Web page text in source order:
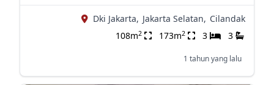
Dki Jakarta, Jakarta Selatan, Cilandak
108m2 173m2 3 3
1 tahun yang lalu